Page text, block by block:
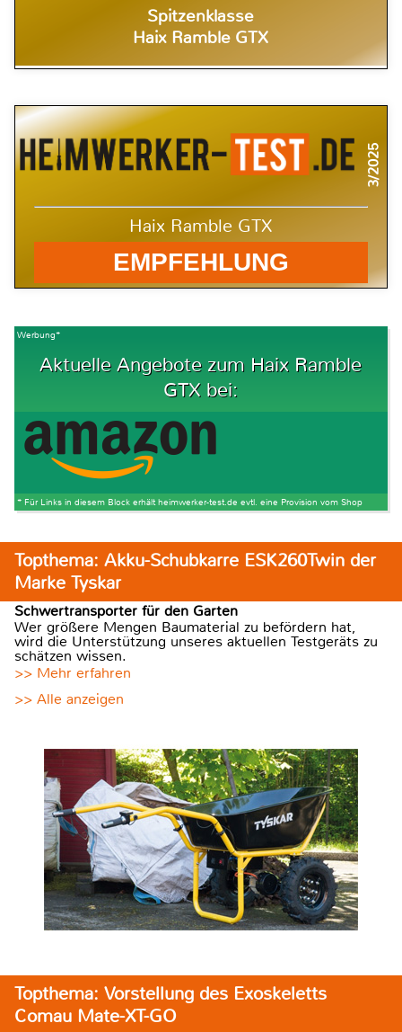
Spitzenklasse
Haix Ramble GTX
3/2025
Haix Ramble GTX
EMPFEHLUNG
Werbung*
Aktuelle Angebote zum Haix Ramble
GTX bei:
* Für Links in diesem Block erhält heimwerker-test.de evtl. eine Provision vom Shop
Topthema: Akku-Schubkarre ESK260Twin der
Marke Tyskar
Schwertransporter für den Garten
Wer größere Mengen Baumaterial zu befördern hat,
wird die Unterstützung unseres aktuellen Testgeräts zu
schätzen wissen.
>> Mehr erfahren
>> Alle anzeigen
Topthema: Vorstellung des Exoskeletts
Comau Mate-XT-GO